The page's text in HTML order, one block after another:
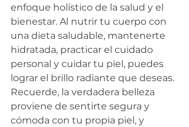
enfoque holístico de la salud y el
bienestar. Al nutrir tu cuerpo con
una dieta saludable, mantenerte
hidratada, practicar el cuidado
personal y cuidar tu piel, puedes
lograr el brillo radiante que deseas.
Recuerde, la verdadera belleza
proviene de sentirte segura y
cómoda con tu propia piel, y